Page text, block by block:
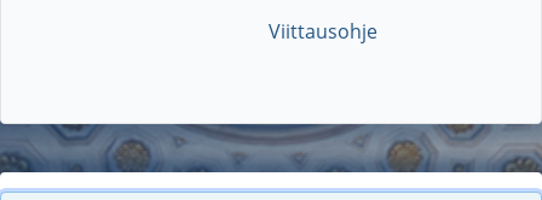
Viittausohje